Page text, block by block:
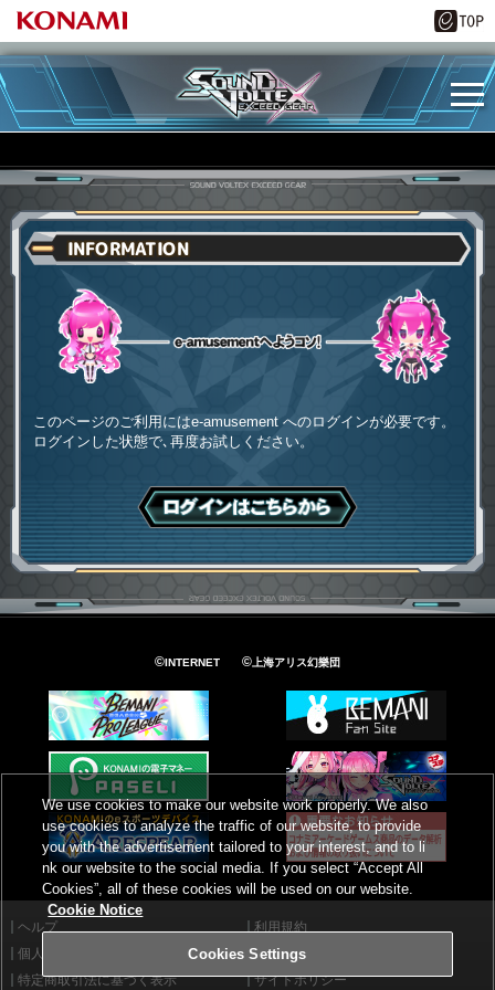
INFORMATION
このページのご利用にはe-amusement へのログインが必要です。
ログインした状態で､再度お試しください。
ログインはこちら
©INTERNET ©上海アリス幻樂団
ヘルプ
利用規約
個人情報等保護方針
外部送信について
特定商取引法に基づく表示
サイトポリシー
We use cookies to make our website work properly. We also
use cookies to analyze the traffic of our website, to provide
you with the advertisement tailored to your interest, and to li
nk our website to the social media. If you select “Accept All
Cookies”, all of these cookies will be used on our website.
Cookie Notice
Cookies Settings